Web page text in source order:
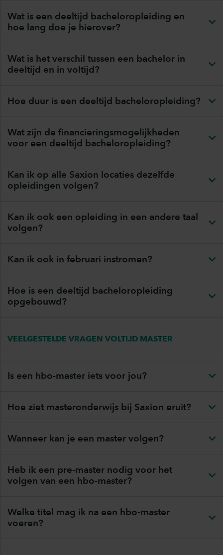
Wat is een deeltijd bacheloropleiding en
hoe lang doe je hierover?
Wat is het verschil tussen een bachelor in
deeltijd en in voltijd?
Hoe duur is een deeltijd bacheloropleiding?
Wat zijn de financieringsmogelijkheden
voor een deeltijd bacheloropleiding?
Kan ik op alle Saxion locaties dezelfde
opleidingen volgen?
Kan ik ook een opleiding in een andere taal
volgen?
Kan ik ook in februari instromen?
Hoe is een deeltijd bacheloropleiding
opgebouwd?
VEELGESTELDE VRAGEN VOLTIJD MASTER
Is een hbo-master iets voor jou?
Hoe ziet masteronderwijs bij Saxion eruit?
Wanneer kan je een master volgen?
Heb ik een pre-master nodig voor het
volgen van een hbo-master?
Welke titel mag ik na een hbo-master
voeren?